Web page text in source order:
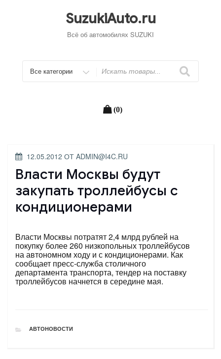
SuzukiAuto.ru
Всё об автомобилях SUZUKI
Искать
(0)
ОПУБЛИКОВАНО
12.05.2012 ОТ ADMIN@I4C.RU
Власти Москвы будут
закупать троллейбусы с
кондиционерами
Власти Москвы потратят 2,4 млрд рублей на
покупку более 260 низкопольных троллейбусов
на автономном ходу и с кондиционерами. Как
сообщает пресс-служба столичного
департамента транспорта, тендер на поставку
троллейбусов начнется в середине мая.
РУБРИКИ
АВТОНОВОСТИ